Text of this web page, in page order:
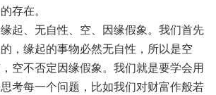
存在。
起、无自性、空、因缘假象。我们首先
，缘起的事物必然无自性，所以是空
空不否定因缘假象。我们就是要学会用
考每一个问题，比如我们对财富作般若